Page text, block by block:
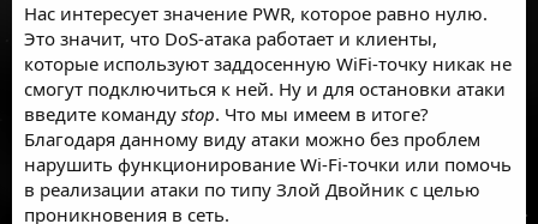
Нас интересует значение PWR, которое равно нулю.
Это значит, что DoS-атака работает и клиенты,
которые используют заддосенную WiFi-точку никак не
смогут подключиться к ней. Ну и для остановки атаки
введите команду stop. Что мы имеем в итоге?
Благодаря данному виду атаки можно без проблем
нарушить функционирование Wi-Fi-точки или помочь
в реализации атаки по типу Злой Двойник с целью
проникновения в сеть.